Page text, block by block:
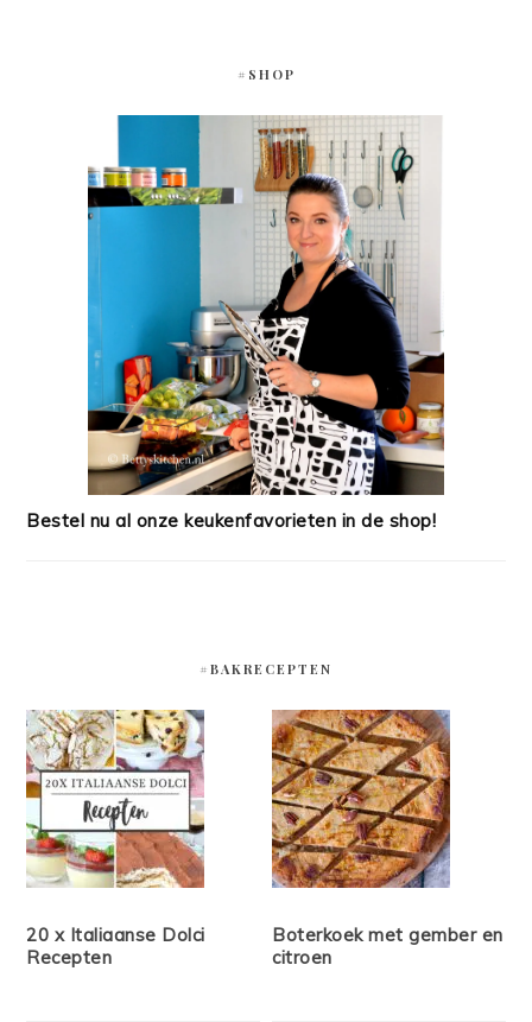
#SHOP
Bestel nu al onze keukenfavorieten in de shop!
#BAKRECEPTEN
20 x Italiaanse Dolci
Recepten
Boterkoek met gember en
citroen